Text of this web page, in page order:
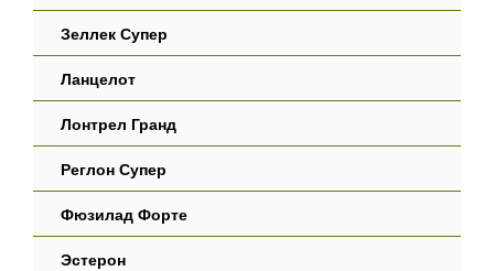
Зеллек Супер
Ланцелот
Лонтрел Гранд
Реглон Супер
Фюзилад Форте
Эстерон